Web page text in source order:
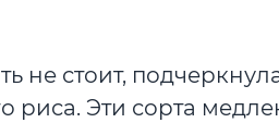
не стоит,
Эти сорта